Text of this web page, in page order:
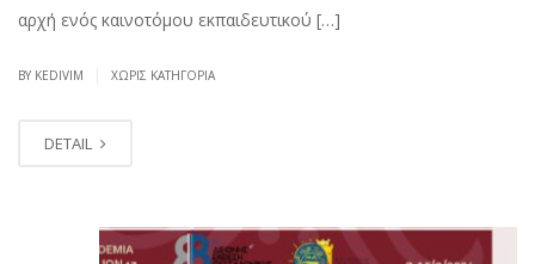
αρχή ενός καινοτόμου εκπαιδευτικού […]
BY KEDIVIM ΧΩΡΊΣ ΚΑΤΗΓΟΡΊΑ
DETAIL